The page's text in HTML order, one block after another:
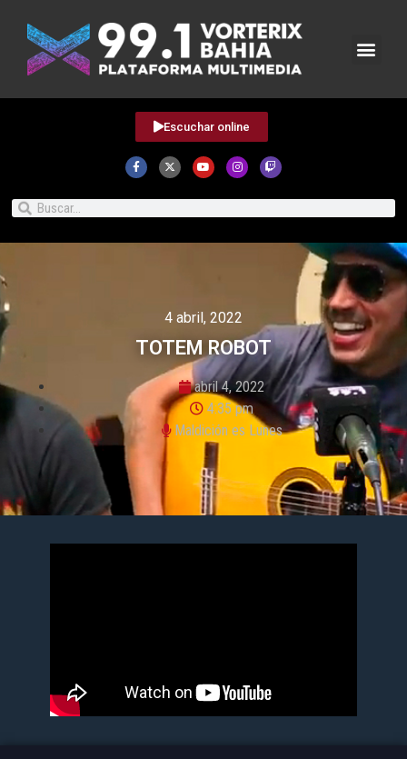
Escuchar online
4 abril, 2022
TOTEM ROBOT
abril 4, 2022
4:35 pm
Maldición es Lunes